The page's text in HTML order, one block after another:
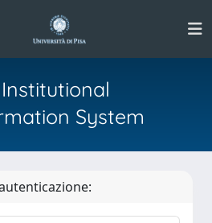
Institutional
System